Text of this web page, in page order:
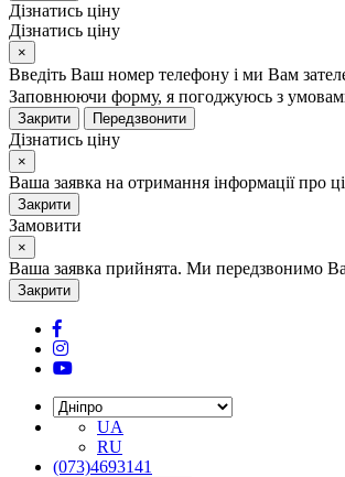
Дізнатись ціну
Дізнатись ціну
×
Введіть Ваш номер телефону і ми Вам
Заповнюючи форму, я погоджуюсь з
Закрити Передзвонити
Дізнатись ціну
×
Ваша заявка на отримання інформації про
Закрити
Замовити
×
Ваша заявка прийнята. Ми передзвонимо
Закрити
UA
RU
(073)4693141